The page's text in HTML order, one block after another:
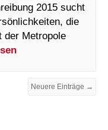
2015 sucht
die
der Metropole
Neuere Einträge →